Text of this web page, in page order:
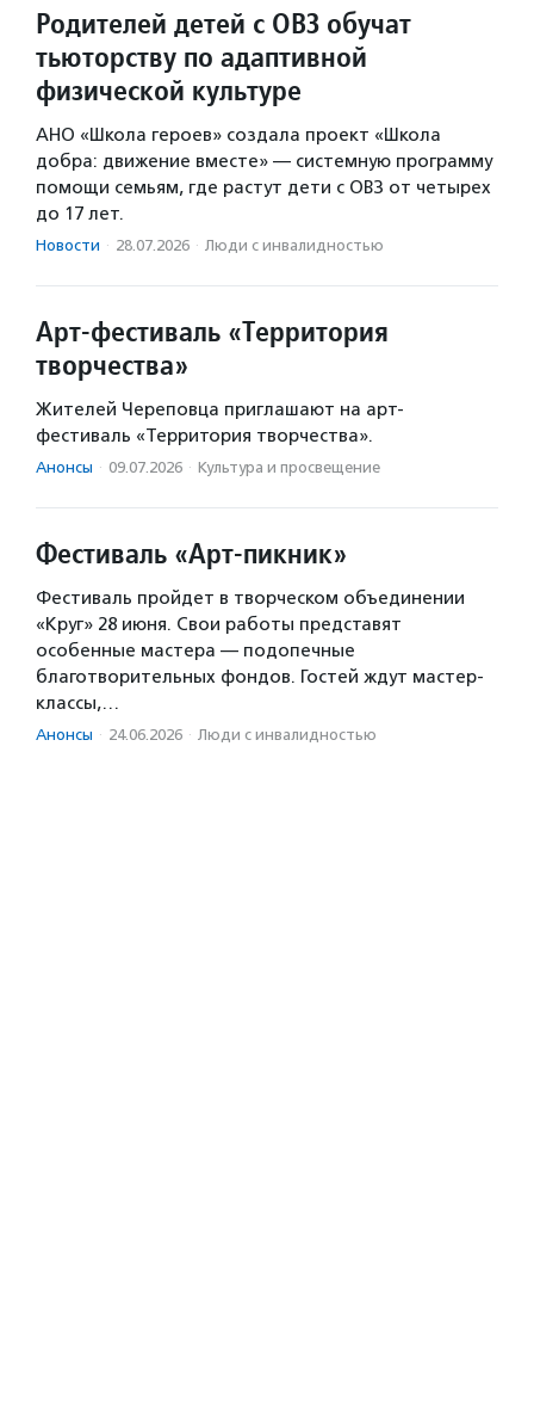
Родителей детей с ОВЗ обучат
тьюторству по адаптивной
физической культуре
АНО «Школа героев» создала проект «Школа
добра: движение вместе» — системную программу
помощи семьям, где растут дети с ОВЗ от четырех
до 17 лет.
Новости · 28.07.2026 · Люди с инвалидностью
Арт-фестиваль «Территория
творчества»
Жителей Череповца приглашают на арт-
фестиваль «Территория творчества».
Анонсы · 09.07.2026 · Культура и просвещение
Фестиваль «Арт-пикник»
Фестиваль пройдет в творческом объединении
«Круг» 28 июня. Свои работы представят
особенные мастера — подопечные
благотворительных фондов. Гостей ждут мастер-
классы,…
Анонсы · 24.06.2026 · Люди с инвалидностью